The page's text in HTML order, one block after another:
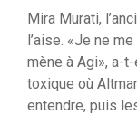
Mira Murati,
l’aise. «Je ne
mène à Agi», a-
toxique où
entendre, puis